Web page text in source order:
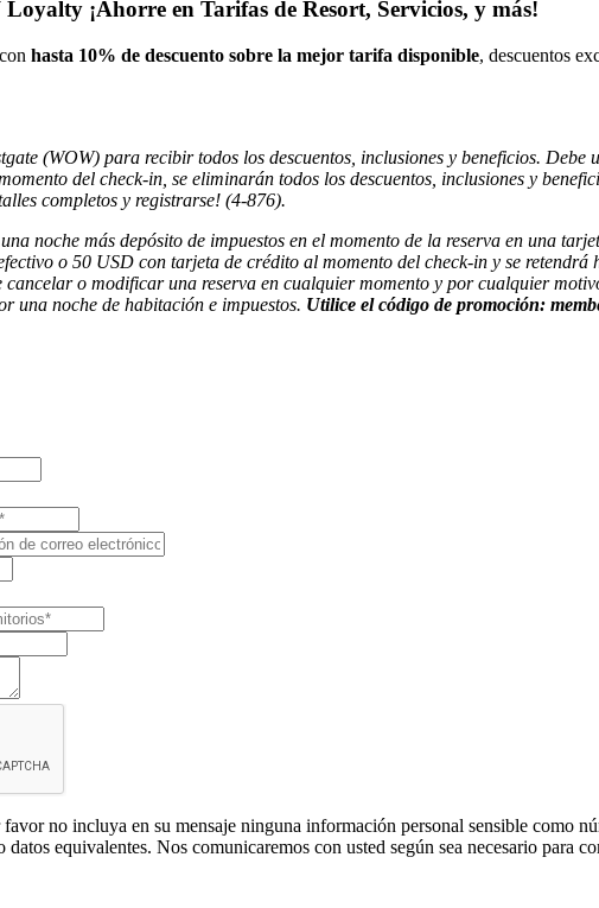
Loyalty ¡Ahorre en Tarifas de Resort, Servicios, y más!
hasta 10% de descuento sobre la mejor tarifa disponible, descuentos
(WOW) para recibir todos los descuentos, inclusiones y beneficios.
del check-in, se eliminarán todos los descuentos, inclusiones y
completos y registrarse! (4-876).
noche más depósito de impuestos en el momento de la reserva en una
o 50 USD con tarjeta de crédito al momento del check-in y se
cancelar o modificar una reserva en cualquier momento y por cualquier
una noche de habitación e impuestos. Utilice el código de promoción:
no incluya en su mensaje ninguna información personal sensible como
equivalentes. Nos comunicaremos con usted según sea necesario para